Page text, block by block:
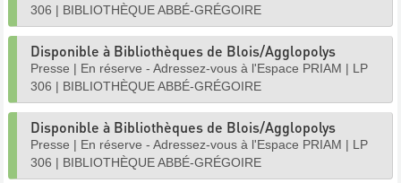
306 | BIBLIOTHÈQUE ABBÉ-GRÉGOIRE
Disponible à Bibliothèques de Blois/Agglopolys
Presse | En réserve - Adressez-vous à l'Espace PRIAM | LP
306 | BIBLIOTHÈQUE ABBÉ-GRÉGOIRE
Disponible à Bibliothèques de Blois/Agglopolys
Presse | En réserve - Adressez-vous à l'Espace PRIAM | LP
306 | BIBLIOTHÈQUE ABBÉ-GRÉGOIRE